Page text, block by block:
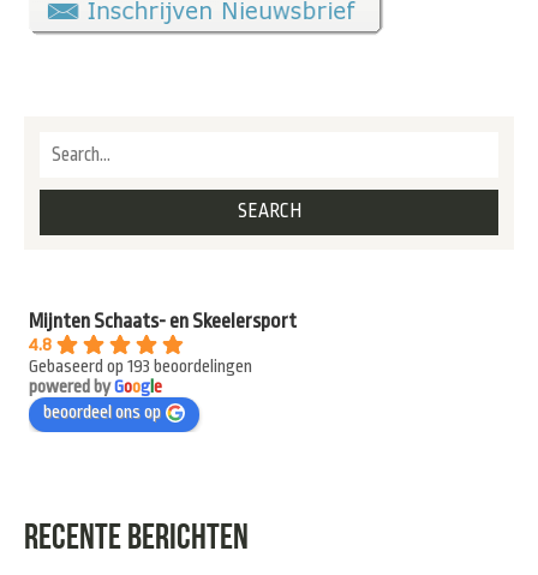
Mijnten Schaats- en Skeelersport
4.8
Gebaseerd op 193 beoordelingen
powered byGooge
beoordeel ons op
RECENTE BERICHTEN